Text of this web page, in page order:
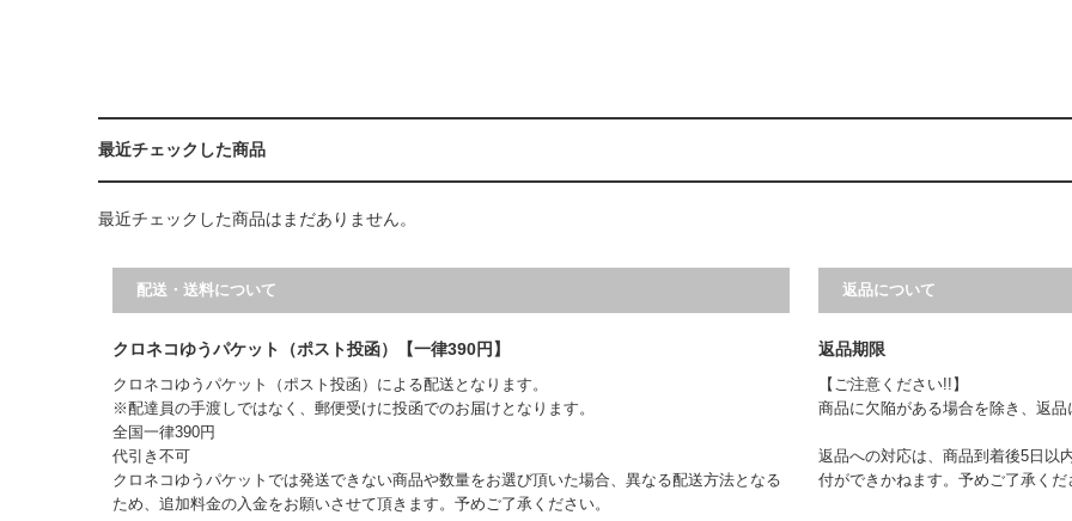
最近チェックした商品
最近チェックした商品はまだありません。
配送・送料について
クロネコゆうパケット（ポスト投函）【一律390円】
クロネコゆうパケット（ポスト投函）による配送となります。
※配達員の手渡しではなく、郵便受けに投函でのお届けとなります。
全国一律390円
代引き不可
クロネコゆうパケットでは発送できない商品や数量をお選び頂いた場合、異なる配送方法となる
ため、追加料金の入金をお願いさせて頂きます。予めご了承ください。
返品について
返品期限
【ご注意ください!!】
商品に欠陥がある場合を除き、返品
返品への対応は、商品到着後5日以
付ができかねます。予めご了承くだ